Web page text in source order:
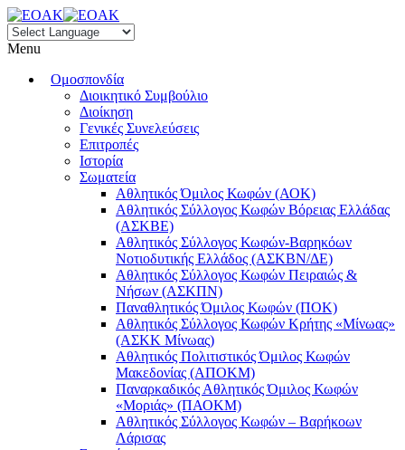
Menu
Ομοσπονδία
Διοικητικό Συμβούλιο
Διοίκηση
Γενικές Συνελεύσεις
Επιτροπές
Ιστορία
Σωματεία
Αθλητικός Όμιλος Κωφών (ΑΟΚ)
Αθλητικός Σύλλογος Κωφών Βόρειας Ελλάδας
(ΑΣΚΒΕ)
Αθλητικός Σύλλογος Κωφών-Βαρηκόων
Νοτιοδυτικής Ελλάδος (ΑΣΚΒΝ/ΔΕ)
Αθλητικός Σύλλογος Κωφών Πειραιώς &
Νήσων (ΑΣΚΠΝ)
Παναθλητικός Όμιλος Κωφών (ΠΟΚ)
Αθλητικός Σύλλογος Κωφών Κρήτης «Μίνωας»
(ΑΣΚΚ Μίνωας)
Αθλητικός Πολιτιστικός Όμιλος Κωφών
Μακεδονίας (ΑΠΟΚΜ)
Παναρκαδικός Αθλητικός Όμιλος Κωφών
«Μοριάς» (ΠΑΟΚΜ)
Αθλητικός Σύλλογος Κωφών – Βαρήκοων
Λάρισας